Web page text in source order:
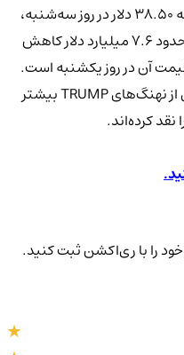
با این حال، با سقوط قیمت TRUMP به 38.50 دلار در روز سه‌شنبه،
21 ژانویه، ارزش بازار این میم‌کوین به حدود 7.6 میلیارد دلار کاهش
از اوج قیمت آن در روز یکشنبه است.
به گفته تحلیل‌گران Nansen، بسیاری از نهنگ‌های TRUMP بیشتر
کرده‌اند.
را با ری‌اکشن ثبت کنید.